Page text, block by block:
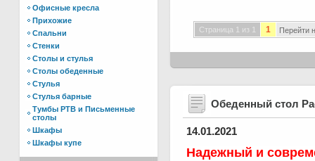
Офисные кресла
Прихожие
Спальни
Стенки
Столы и стулья
Столы обеденные
Стулья
Стулья барные
Тумбы РТВ и Письменные
столы
Шкафы
Шкафы купе
Страница 1 из 1 1 Перейти
Обеденный стол
14.01.2021
Надежный и